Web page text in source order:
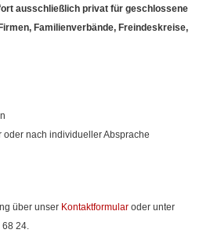
ausschließlich privat für geschlossene
Familienverbände, Freindeskreise,
oder nach individueller Absprache
über unser Kontaktformular oder unter
68 24.